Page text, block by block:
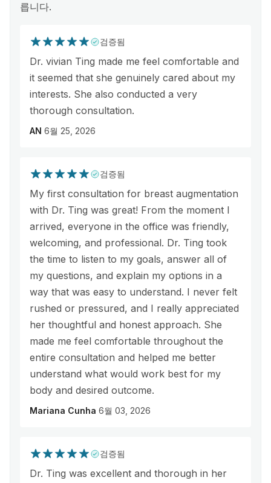
릅니다.
검증됨
Dr. vivian Ting made me feel comfortable and
it seemed that she genuinely cared about my
interests. She also conducted a very
thorough consultation.
AN 6월 25, 2026
검증됨
My first consultation for breast augmentation
with Dr. Ting was great! From the moment I
arrived, everyone in the office was friendly,
welcoming, and professional. Dr. Ting took
the time to listen to my goals, answer all of
my questions, and explain my options in a
way that was easy to understand. I never felt
rushed or pressured, and I really appreciated
her thoughtful and honest approach. She
made me feel comfortable throughout the
entire consultation and helped me better
understand what would work best for my
body and desired outcome.
Mariana Cunha 6월 03, 2026
검증됨
Dr. Ting was excellent and thorough in her